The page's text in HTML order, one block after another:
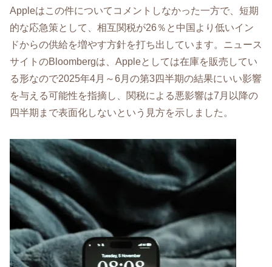
Appleはこの件についてコメントしなかった一方で、短期
的な応急策として、相互関税が26％と中国より低いイン
ドからの供給を増やす方針を打ち出しています。ニュース
サイトのBloombergは、Appleとしては在庫を販売してい
る形なので2025年4月～6月の第3四半期の結果にいい影響
を与える可能性を指摘し、関税による悪影響は7月以降の
四半期まで表面化しないという見方を示しました。